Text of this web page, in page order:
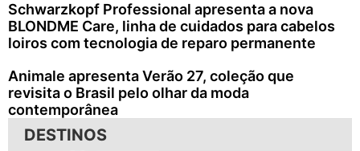
Schwarzkopf Professional apresenta a nova
BLONDME Care, linha de cuidados para cabelos
loiros com tecnologia de reparo permanente
Animale apresenta Verão 27, coleção que
revisita o Brasil pelo olhar da moda
contemporânea
DESTINOS